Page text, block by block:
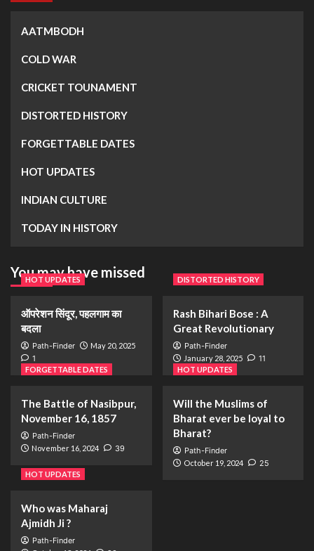
AATMBODH
COLD WAR
CRICKET TOUNAMENT
DISTORTED HISTORY
FORGETTABLE DATES
HOT UPDATES
INDIAN CULTURE
TODAY IN HISTORY
You may have missed
HOT UPDATES
ऑपरेशन सिंदूर, पहलगाम का
बदला
Path-Finder May 20, 2025
1
DISTORTED HISTORY
Rash Bihari Bose : A
Great Revolutionary
Path-Finder
January 28, 2025 11
FORGETTABLE DATES
The Battle of Nasibpur,
November 16, 1857
Path-Finder
November 16, 2024 39
HOT UPDATES
Will the Muslims of
Bharat ever be loyal to
Bharat?
Path-Finder
October 19, 2024 25
HOT UPDATES
Who was Maharaj
Ajmidh Ji ?
Path-Finder